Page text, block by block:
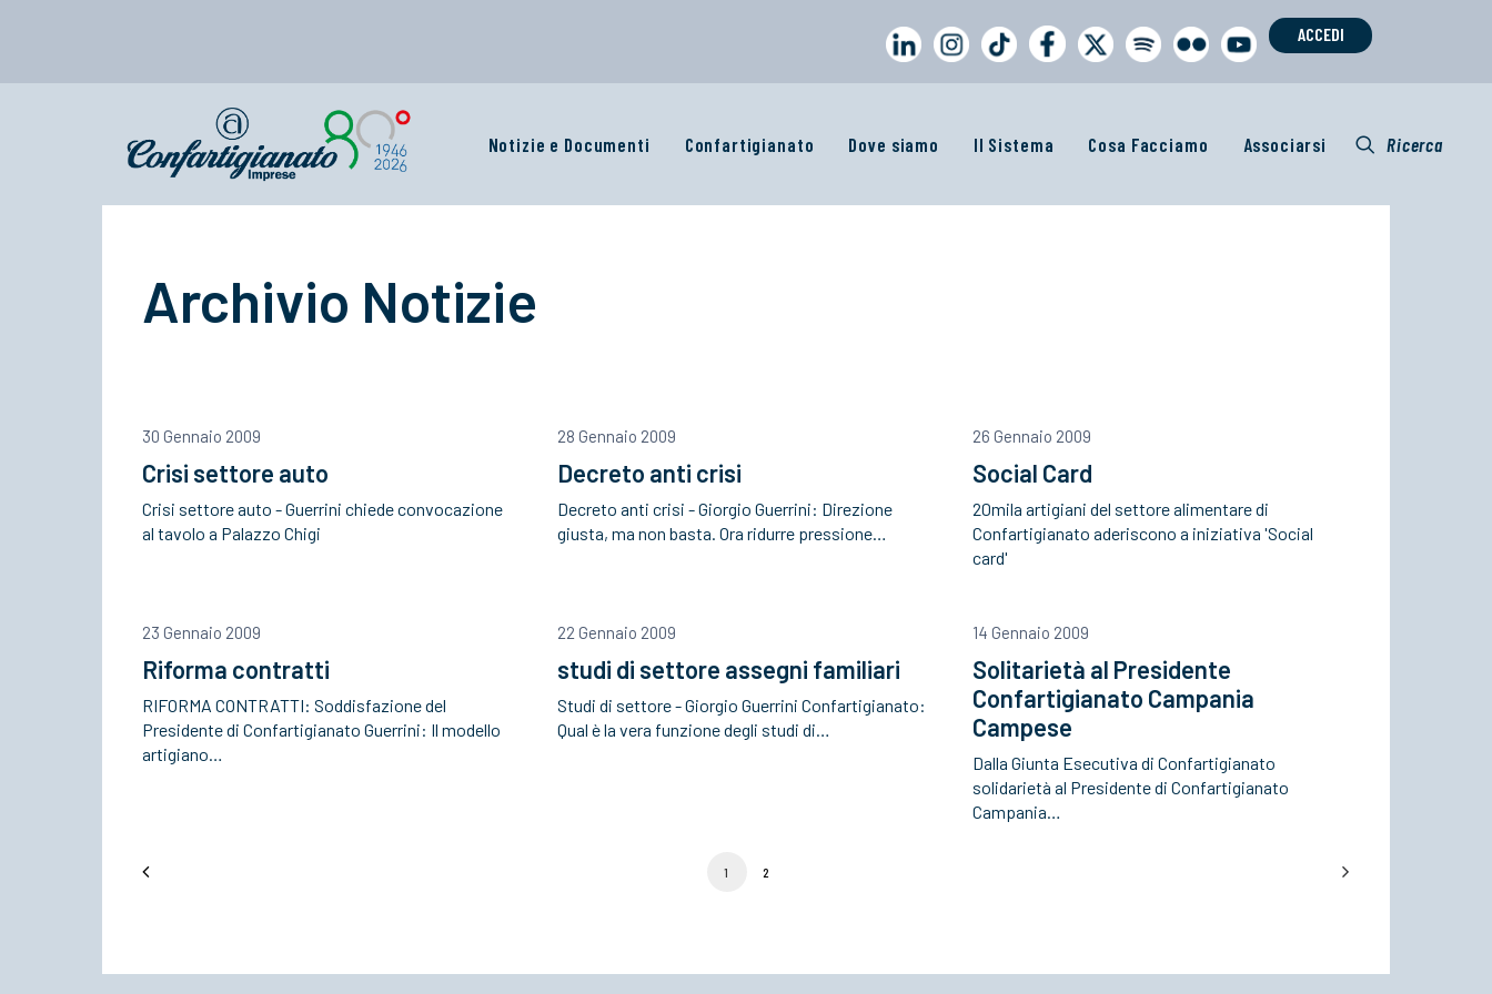
ACCEDI
Notizie e Documenti Confartigianato Dove siamo Il Sistema Cosa Facciamo Associarsi Ricerca
Archivio Notizie
30 Gennaio 2009
Crisi settore auto
Crisi settore auto - Guerrini chiede convocazione
al tavolo a Palazzo Chigi
28 Gennaio 2009
Decreto anti crisi
Decreto anti crisi - Giorgio Guerrini: Direzione
giusta, ma non basta. Ora ridurre pressione…
26 Gennaio 2009
Social Card
20mila artigiani del settore alimentare di
Confartigianato aderiscono a iniziativa 'Social
card'
23 Gennaio 2009
Riforma contratti
RIFORMA CONTRATTI: Soddisfazione del
Presidente di Confartigianato Guerrini: Il modello
artigiano…
22 Gennaio 2009
studi di settore assegni familiari
Studi di settore - Giorgio Guerrini Confartigianato:
Qual è la vera funzione degli studi di…
14 Gennaio 2009
Solitarietà al Presidente
Confartigianato Campania
Campese
Dalla Giunta Esecutiva di Confartigianato
solidarietà al Presidente di Confartigianato
Campania…
1 2